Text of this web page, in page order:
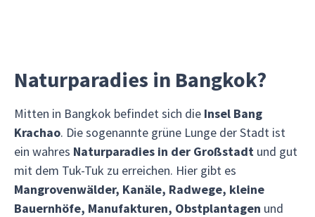
Naturparadies in Bangkok?
Mitten in Bangkok befindet sich die Insel Bang
Krachao. Die sogenannte grüne Lunge der Stadt ist
ein wahres Naturparadies in der Großstadt und gut
mit dem Tuk-Tuk zu erreichen. Hier gibt es
Mangrovenwälder, Kanäle, Radwege, kleine
Bauernhöfe, Manufakturen, Obstplantagen und